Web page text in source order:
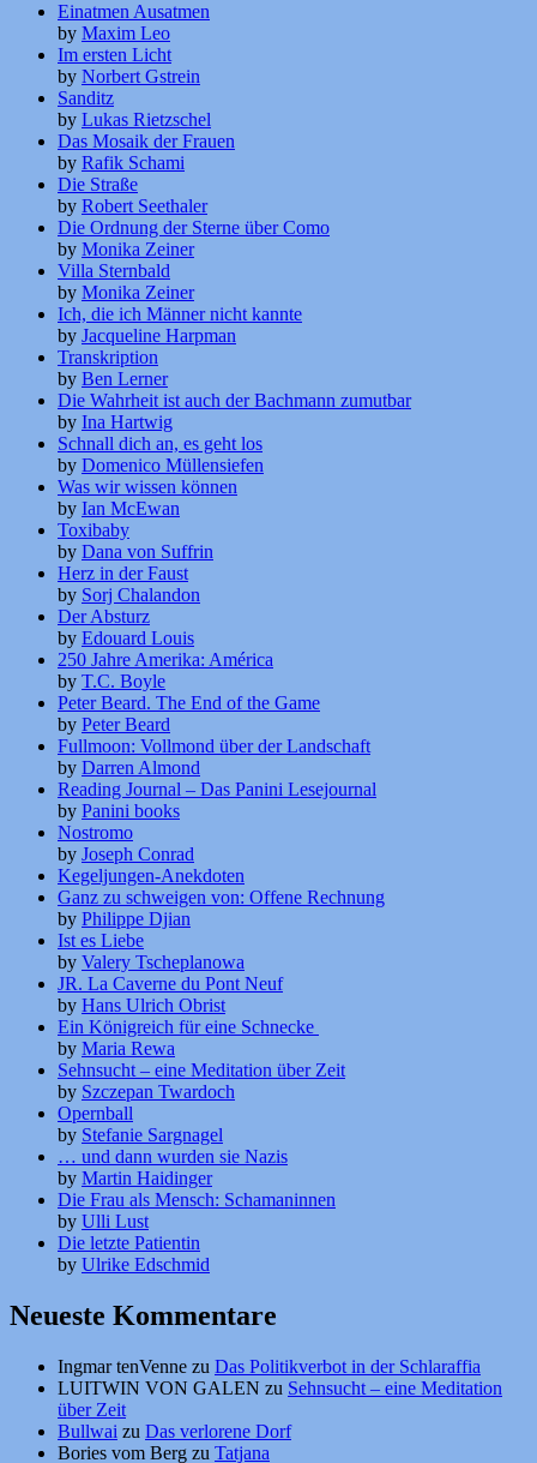
Einatmen Ausatmen
by Maxim Leo
Im ersten Licht
by Norbert Gstrein
Sanditz
by Lukas Rietzschel
Das Mosaik der Frauen
by Rafik Schami
Die Straße
by Robert Seethaler
Die Ordnung der Sterne über Como
by Monika Zeiner
Villa Sternbald
by Monika Zeiner
Ich, die ich Männer nicht kannte
by Jacqueline Harpman
Transkription
by Ben Lerner
Die Wahrheit ist auch der Bachmann zumutbar
by Ina Hartwig
Schnall dich an, es geht los
by Domenico Müllensiefen
Was wir wissen können
by Ian McEwan
Toxibaby
by Dana von Suffrin
Herz in der Faust
by Sorj Chalandon
Der Absturz
by Edouard Louis
250 Jahre Amerika: América
by T.C. Boyle
Peter Beard. The End of the Game
by Peter Beard
Fullmoon: Vollmond über der Landschaft
by Darren Almond
Reading Journal – Das Panini Lesejournal
by Panini books
Nostromo
by Joseph Conrad
Kegeljungen-Anekdoten
Ganz zu schweigen von: Offene Rechnung
by Philippe Djian
Ist es Liebe
by Valery Tscheplanowa
JR. La Caverne du Pont Neuf
by Hans Ulrich Obrist
Ein Königreich für eine Schnecke
by Maria Rewa
Sehnsucht – eine Meditation über Zeit
by Szczepan Twardoch
Opernball
by Stefanie Sargnagel
… und dann wurden sie Nazis
by Martin Haidinger
Die Frau als Mensch: Schamaninnen
by Ulli Lust
Die letzte Patientin
by Ulrike Edschmid
Neueste Kommentare
Ingmar tenVenne zu Das Politikverbot in der Schlaraffia
LUITWIN VON GALEN zu Sehnsucht – eine Meditation
über Zeit
Bullwai zu Das verlorene Dorf
Bories vom Berg zu Tatjana